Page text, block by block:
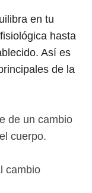
en tu
hasta
Así es
de la
de un cambio
cuerpo.
cambio